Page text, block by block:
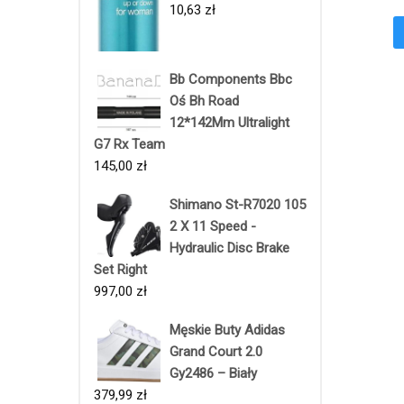
10,63 zł
Bb Components Bbc
Oś Bh Road
12*142Mm Ultralight
G7 Rx Team
145,00 zł
Shimano St-R7020 105
2 X 11 Speed -
Hydraulic Disc Brake
Set Right
997,00 zł
Męskie Buty Adidas
Grand Court 2.0
Gy2486 – Biały
379,99 zł